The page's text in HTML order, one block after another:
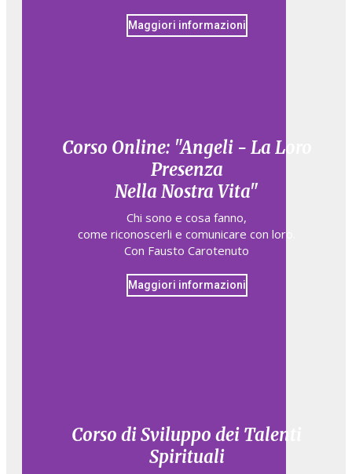
Maggiori informazioni
Corso Online: "Angeli - La Loro
Presenza
Nella Nostra Vita"
Chi sono e cosa fanno,​
come riconoscerli e comunicare con loro.​
Con Fausto Carotenuto
Maggiori informazioni
Corso di Sviluppo dei Talenti
Spirituali